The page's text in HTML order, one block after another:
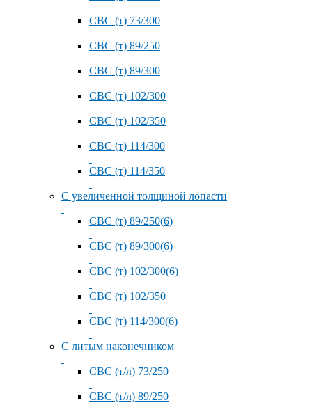
СВС (т) 73/300
СВС (т) 89/250
СВС (т) 89/300
СВС (т) 102/300
СВС (т) 102/350
СВС (т) 114/300
СВС (т) 114/350
С увеличенной толщиной лопасти
СВС (т) 89/250(6)
СВС (т) 89/300(6)
СВС (т) 102/300(6)
СВС (т) 102/350
СВС (т) 114/300(6)
С литым наконечником
СВС (т/л) 73/250
СВС (т/л) 89/250